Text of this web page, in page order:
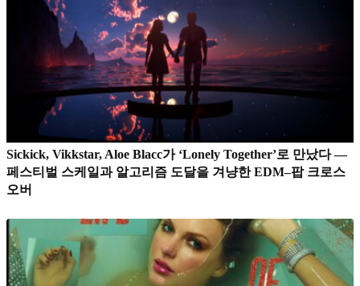
Sickick, Vikkstar, Aloe Blacc가 ‘Lonely Together’로 만났다 —
페스티벌 스케일과 알고리즘 도달을 겨냥한 EDM–팝 크로스
오버